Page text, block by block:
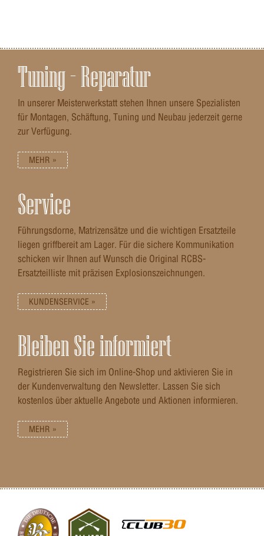
Tuning – Reparatur
In unserer Meisterwerkstatt stehen Ihnen unsere Spezialisten
für Montagen, Schäftung, Tuning und Neubau jederzeit gerne
zur Verfügung.
MEHR »
Service
Führungsdorne, Matrizensätze und die wichtigen Ersatzteile
liegen griffbereit am Lager. Für die sichere Kommunikation
schicken wir Ihnen auf Wunsch die Original RCBS-
Ersatzteilliste mit präzisen Explosionszeichnungen.
KUNDENSERVICE »
Bleiben Sie informiert
Registrieren Sie sich im Online-Shop und aktivieren Sie in
der Kundenverwaltung den Newsletter. Lassen Sie sich
kostenlos über aktuelle Angebote und Aktionen informieren.
MEHR »